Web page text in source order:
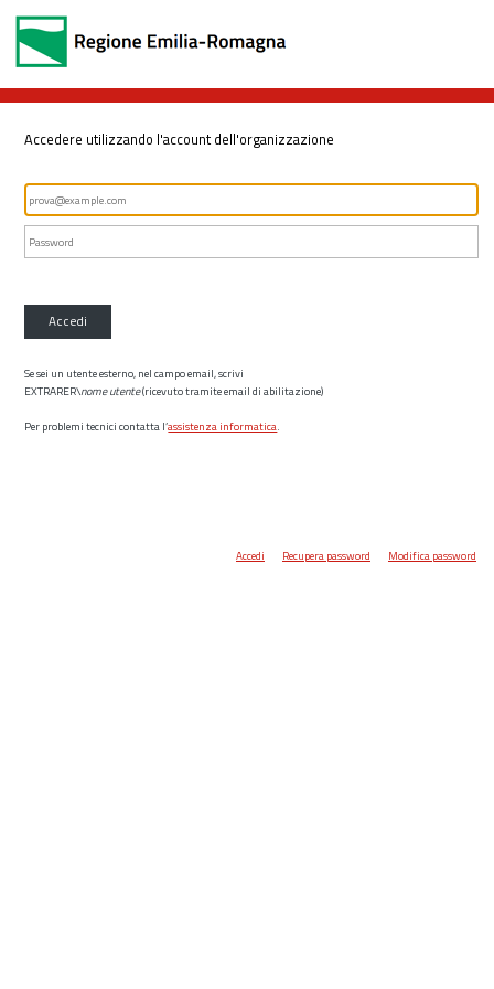
Accedere utilizzando l'account dell'organizzazione
Accedi
Se sei un utente esterno, nel campo email, scrivi
EXTRARER\nome utente(ricevuto tramite email di abilitazione)
Per problemi tecnici contatta l’assistenza informatica.
Accedi Recupera password Modifica password